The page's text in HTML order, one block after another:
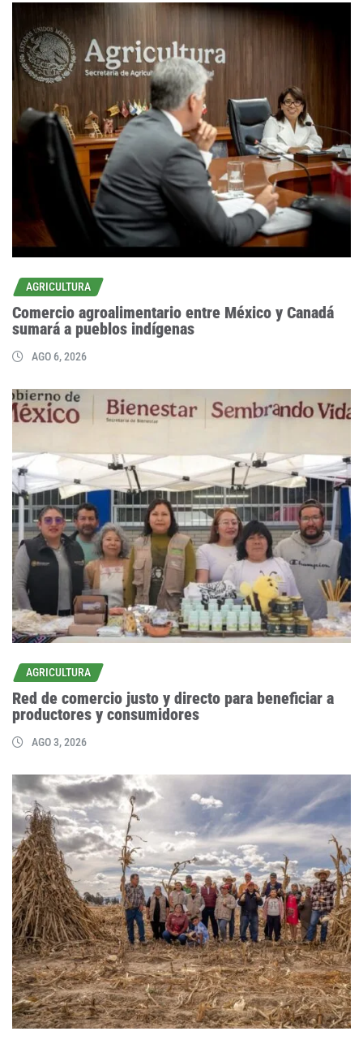
AGRICULTURA
Comercio agroalimentario entre México y Canadá
sumará a pueblos indígenas
AGO 6, 2026
AGRICULTURA
Red de comercio justo y directo para beneficiar a
productores y consumidores
AGO 3, 2026